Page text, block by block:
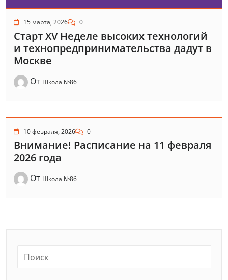
15 марта, 2026 0
Старт XV Неделе высоких технологий
и технопредпринимательства дадут в
Москве
От Школа №86
10 февраля, 2026 0
Внимание! Расписание на 11 февраля
2026 года
От Школа №86